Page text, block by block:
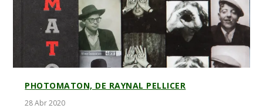
PHOTOMATON, DE RAYNAL PELLICER
28 Abr 2020